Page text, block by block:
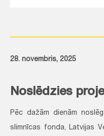
28. novembris, 2025
Noslēdzies
Pēc dažām dienām
slimnīcas fonda, Latvijas